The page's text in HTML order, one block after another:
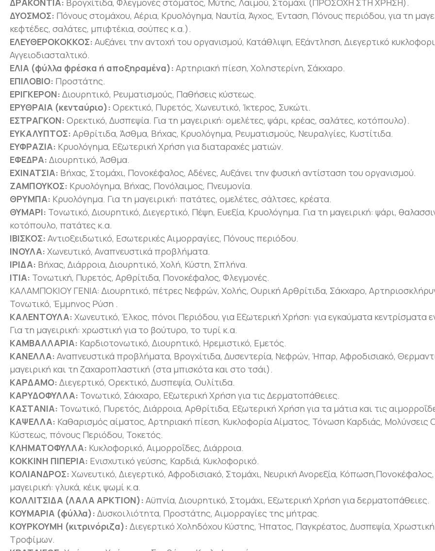
ΔΡΑΚΟΝΤΙΑ: Βρογχίτιδα, Φλεγμονές στόματος, Μύτης, Λαιμού, Στομάχι (ΠΡΟΣΟΧΗ ΣΤΗ ΧΡΗΣΗ).
ΔΥΟΣΜΟΣ: Πόνους στομάχου, Αέρια, Κρυολόγημα, Ναυτία, Άγχος, Ένταση, Πόνους περιόδου, για τη
κεφτέδες, σαλάτες, μπιφτέκια, σούπες κ.α.).
ΕΛΕΥΘΕΡΟΚΟΚΚΟΣ: Αυξάνει την αντοχή του οργανισμού, Κατάθλιψη, Εξάντληση, Διεγερτικό
Αγγειοδιασταλτικό.
ΕΛΙΑ (φύλλα φρέσκα ή αποξηραμένα): Αρτηριακή πίεση, Χοληστερίνη, Σάκχαρο.
ΕΠΙΛΟΒΙΟ: Προστάτης.
ΕΡΙΓΚΕΡΟΝ: Διουρητικό, Ρευματισμούς, Παθήσεις κύστεως.
ΕΡΥΘΡΑΙΑ (κενταύριο): Ορεκτικό, Πυρετός, Χωνευτικό, Ίκτερος, Συκώτι.
ΕΣΤΡΑΓΚΟΝ: Ορεκτικό, Δυσπεψία. Για τη μαγειρική: ομελέτες, ψάρι, κρέας, σαλάτες, κοτόπουλο).
ΕΥΚΑΛΥΠΤΟΣ: Αρθρίτιδα, Άσθμα, Βήχας, Κρυολόγημα, Ρευματισμούς, Νευραλγίες, Κυστίτιδα.
ΕΥΦΡΑΖΙΑ: Κρυολόγημα, Εξωτερική Χρήση για διαταραχές ματιών.
ΕΦΕΔΡΑ: Διουρητικό, Άσθμα.
ΕΧΙΝΑΤΣΙΑ: Βήχας, Στομάχι, Πονοκέφαλος, Αδένες, Αυξάνει την φυσική αντίσταση του οργανισμού.
ΖΑΜΠΟΥΚΟΣ: Κρυολόγημα, Βήχας, Πονόλαιμος, Πνευμονία.
ΘΡΥΜΠΑ: Κρυολόγημα. Για τη μαγειρική: πατάτες, ομελέτες, σάλτσες, κρέατα.
ΘΥΜΑΡΙ: Τονωτικό, Διουρητικό, Διεγερτικό, Πέψη, Ευεξία, Κρυολόγημα. Για τη μαγειρική: ψάρι,
κοτόπουλο, πατάτες κ.α.
ΙΒΙΣΚΟΣ: Αντιοξειδωτικό, Εσωτερικές Αιμορραγίες, Πόνους περιόδου.
ΙΝΟΥΛΑ: Χωνευτικό, Αναπνευστικά προβλήματα.
ΙΡΙΔΑ: Βήχας, Διάρροια, Διουρητικό, Χολή, Κύστη, Σπλήνα.
ΙΤΙΑ: Τονωτική, Πυρετός, Αρθρίτιδα, Πονοκέφαλος, Φλεγμονές.
ΚΑΛΑΜΠΟΚΙΟΥ ΓΕΝΙΑ: Διουρητικό, πέτρες Νεφρών, Χολής, Ουρική Αρθρίτιδα, Σάκχαρο,
Τονωτικό, Έμμηνος Ρύση .
ΚΑΛΕΝΤΟΥΛΑ: Χωνευτικό, Έλκος, πόνοι Περιόδου, για Εξωτερική Χρήση: για εγκαύματα κεντρίσματα
Για τη μαγειρική: χρωστική για το βούτυρο, το τυρί κ.α.
ΚΑΜΒΑΛΛΑΡΙΑ: Καρδιοτονωτικό, Διουρητικό, Ηρεμιστικό, Εμετός.
ΚΑΝΕΛΛΑ: Αναπνευστικά προβλήματα, Βρογχίτιδα, Δυσεντερία, Νεφρών, Ήπαρ, Αφροδισιακό,
μαγειρική και τη ζαχαροπλαστική (στα μπισκότα και στο τσάι).
ΚΑΡΔΑΜΟ: Διεγερτικό, Ορεκτικό, Δυσπεψία, Ουλίτιδα.
ΚΑΡΥΔΟΦΥΛΛΑ: Τονωτικό, Σάκχαρο, Εξωτερική Χρήση για τις Δερματοπάθειες.
ΚΑΣΤΑΝΙΑ: Τονωτικό, Πυρετός, Διάρροια, Αρθρίτιδα, Εξωτερική Χρήση για τα μάτια και τις
ΚΑΨΕΛΛΑ: Καθαρισμός αίματος, Αρτηριακή πίεση, Κυκλοφορία Αίματος, Τόνωση Καρδιάς, Μολύνσεις
Κύστεως, πόνους Περιόδου, Τοκετός.
ΚΛΗΜΑΤΟΦΥΛΛΑ: Κυκλοφορικό, Αιμορροΐδες, Διάρροια.
ΚΟΚΚΙΝΗ ΠΙΠΕΡΙΑ: Ενισχυτικό γεύσης, Καρδιά, Κυκλοφορικό.
ΚΟΛΙΑΝΔΡΟΣ: Χωνευτικό, Διεγερτικό, Αφροδισιακό, Στομάχι, Νευρική Ανορεξία, Κόπωση,Πονοκέφαλος,
μαγειρική: γλυκά, κέικ, ψωμί κ.α.
ΚΟΛΛΙΤΣΙΔΑ (ΛΑΛΑ ΑΡΚΤΙΟΝ): Αϋπνία, Διουρητικό, Στομάχι, Εξωτερική Χρήση για δερματοπάθειες.
ΚΟΥΜΑΡΙΑ (φύλλα): Δυσκοιλιότητα, Προστάτης, Αιμορραγίες της μήτρας.
ΚΟΥΡΚΟΥΜΗ (κιτρινόριζα): Διεγερτικό Χοληδόχου Κύστης, Ήπατος, Παγκρέατος, Δυσπεψία, Χρωστική
Τροφίμων.